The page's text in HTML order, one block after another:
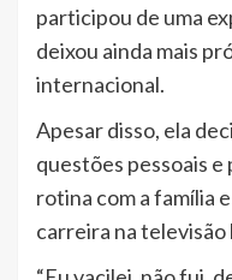
participou de uma
deixou ainda mais
internacional.
Apesar disso, ela
questões pessoais
rotina com a família
carreira na televisão